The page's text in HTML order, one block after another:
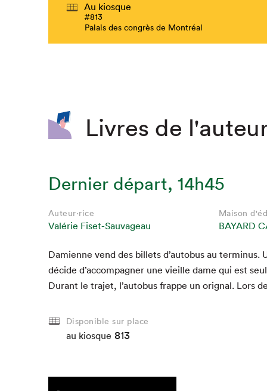
Que
Au kiosque
#813
Palais des congrès de Montréal
Livres de
Auteur·rice
Valérie Fiset-Sauvageau
Maison
BAYARD
au kiosque
Auteur·rice
Valérie Fiset-Sauvageau
Maison
BAYARD
au kiosque
Dernier départ, 14h45
Auteur·rice
Valérie Fiset-Sauvageau
Maison
BAYARD
Dami­enne vend des bil­lets d’autobus au ter­mi­nus.
décide d’accompagner une vieille dame qui est
Durant le tra­jet, l’autobus frappe un orig­nal. Lors
Disponible sur place
au kiosque 813
Auteur·rice
Valérie Fiset-Sauvageau
Maison
BAYARD
au kiosque
Auteur·rice
Valérie Fiset-Sauvageau
Maison
BAYARD
au kiosque
Auteur·rice
Valérie Fiset-Sauvageau
Maison
BAYARD
au kiosque